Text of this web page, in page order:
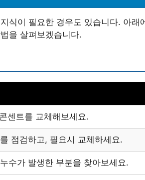
식이 필요한 경우도 있습니다. 아래
을 살펴보겠습니다.
센트를 교체해보세요.
점검하고, 필요시 교체하세요.
수가 발생한 부분을 찾아보세요.